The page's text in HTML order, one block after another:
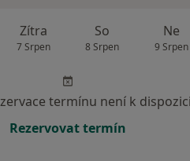
Zítra
7 Srpen
So
8 Srpen
Ne
9 Srpen
termínu není k dispozici
Rezervovat termín